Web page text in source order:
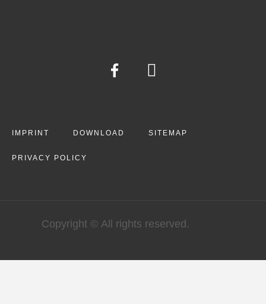
IMPRINT DOWNLOAD SITEMAP
PRIVACY POLICY
Copyright © All rights reserved.